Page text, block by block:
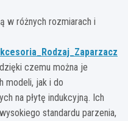
w różnych rozmiarach i
czemu można je
modeli, jak i do
na płytę indukcyjną. Ich
standardu parzenia,